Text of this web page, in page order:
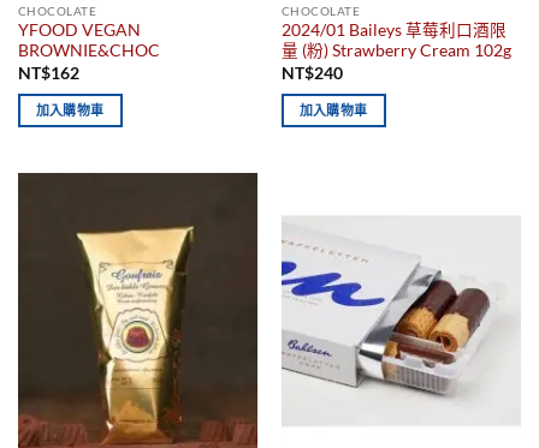
CHOCOLATE
YFOOD VEGAN
BROWNIE&CHOC
NT$162
加入購物車
CHOCOLATE
2024/01 Baileys 草莓利口酒限
量 (粉) Strawberry Cream 102g
NT$240
加入購物車